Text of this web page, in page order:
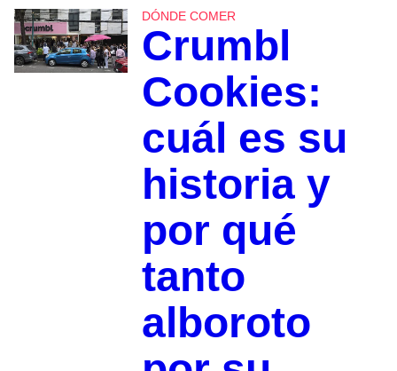
DÓNDE COMER
Crumbl
Cookies:
cuál es su
historia y
por qué
tanto
alboroto